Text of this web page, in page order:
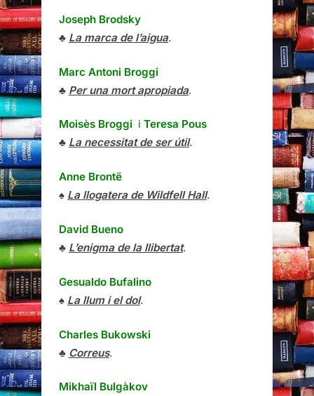
Joseph Brodsky
♣ La marca de l’aigua.
Marc Antoni Broggi
♣ Per una mort apropiada.
Moisès Broggi i Teresa Pous
♣ La necessitat de ser útil.
Anne Brontë
♠ La llogatera de Wildfell Hall.
David Bueno
♣ L’enigma de la llibertat.
Gesualdo Bufalino
♠ La llum i el dol.
Charles Bukowski
♣ Correus.
Mikhaïl Bulgàkov